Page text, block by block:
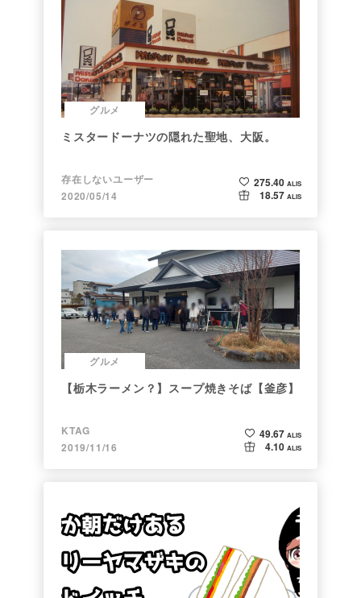
グルメ
ミスタードーナツの隠れた聖地、大阪。
存在しないユーザー
2020/05/14
275.40 ALIS
18.57 ALIS
グルメ
【栃木ラーメン？】スープ焼きそば【釜彦】
KTAG
2019/11/16
49.67 ALIS
4.10 ALIS